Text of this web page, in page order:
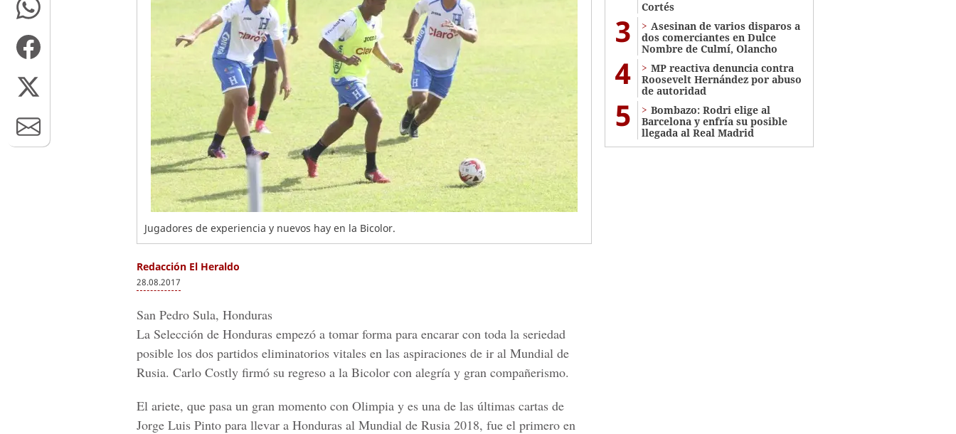
Jugadores de experiencia y nuevos hay en la Bicolor.
Redacción El Heraldo
28.08.2017
San Pedro Sula, Honduras
La Selección de Honduras empezó a tomar forma para encarar con toda la seriedad
posible los dos partidos eliminatorios vitales en las aspiraciones de ir al Mundial de
Rusia. Carlo Costly firmó su regreso a la Bicolor con alegría y gran compañerismo.
El ariete, que pasa un gran momento con Olimpia y es una de las últimas cartas de
Jorge Luis Pinto para llevar a Honduras al Mundial de Rusia 2018, fue el primero en
Cortés
3
Asesinan de varios disparos a
dos comerciantes en Dulce
Nombre de Culmí, Olancho
4
MP reactiva denuncia contra
Roosevelt Hernández por abuso
de autoridad
5
Bombazo: Rodri elige al
Barcelona y enfría su posible
llegada al Real Madrid